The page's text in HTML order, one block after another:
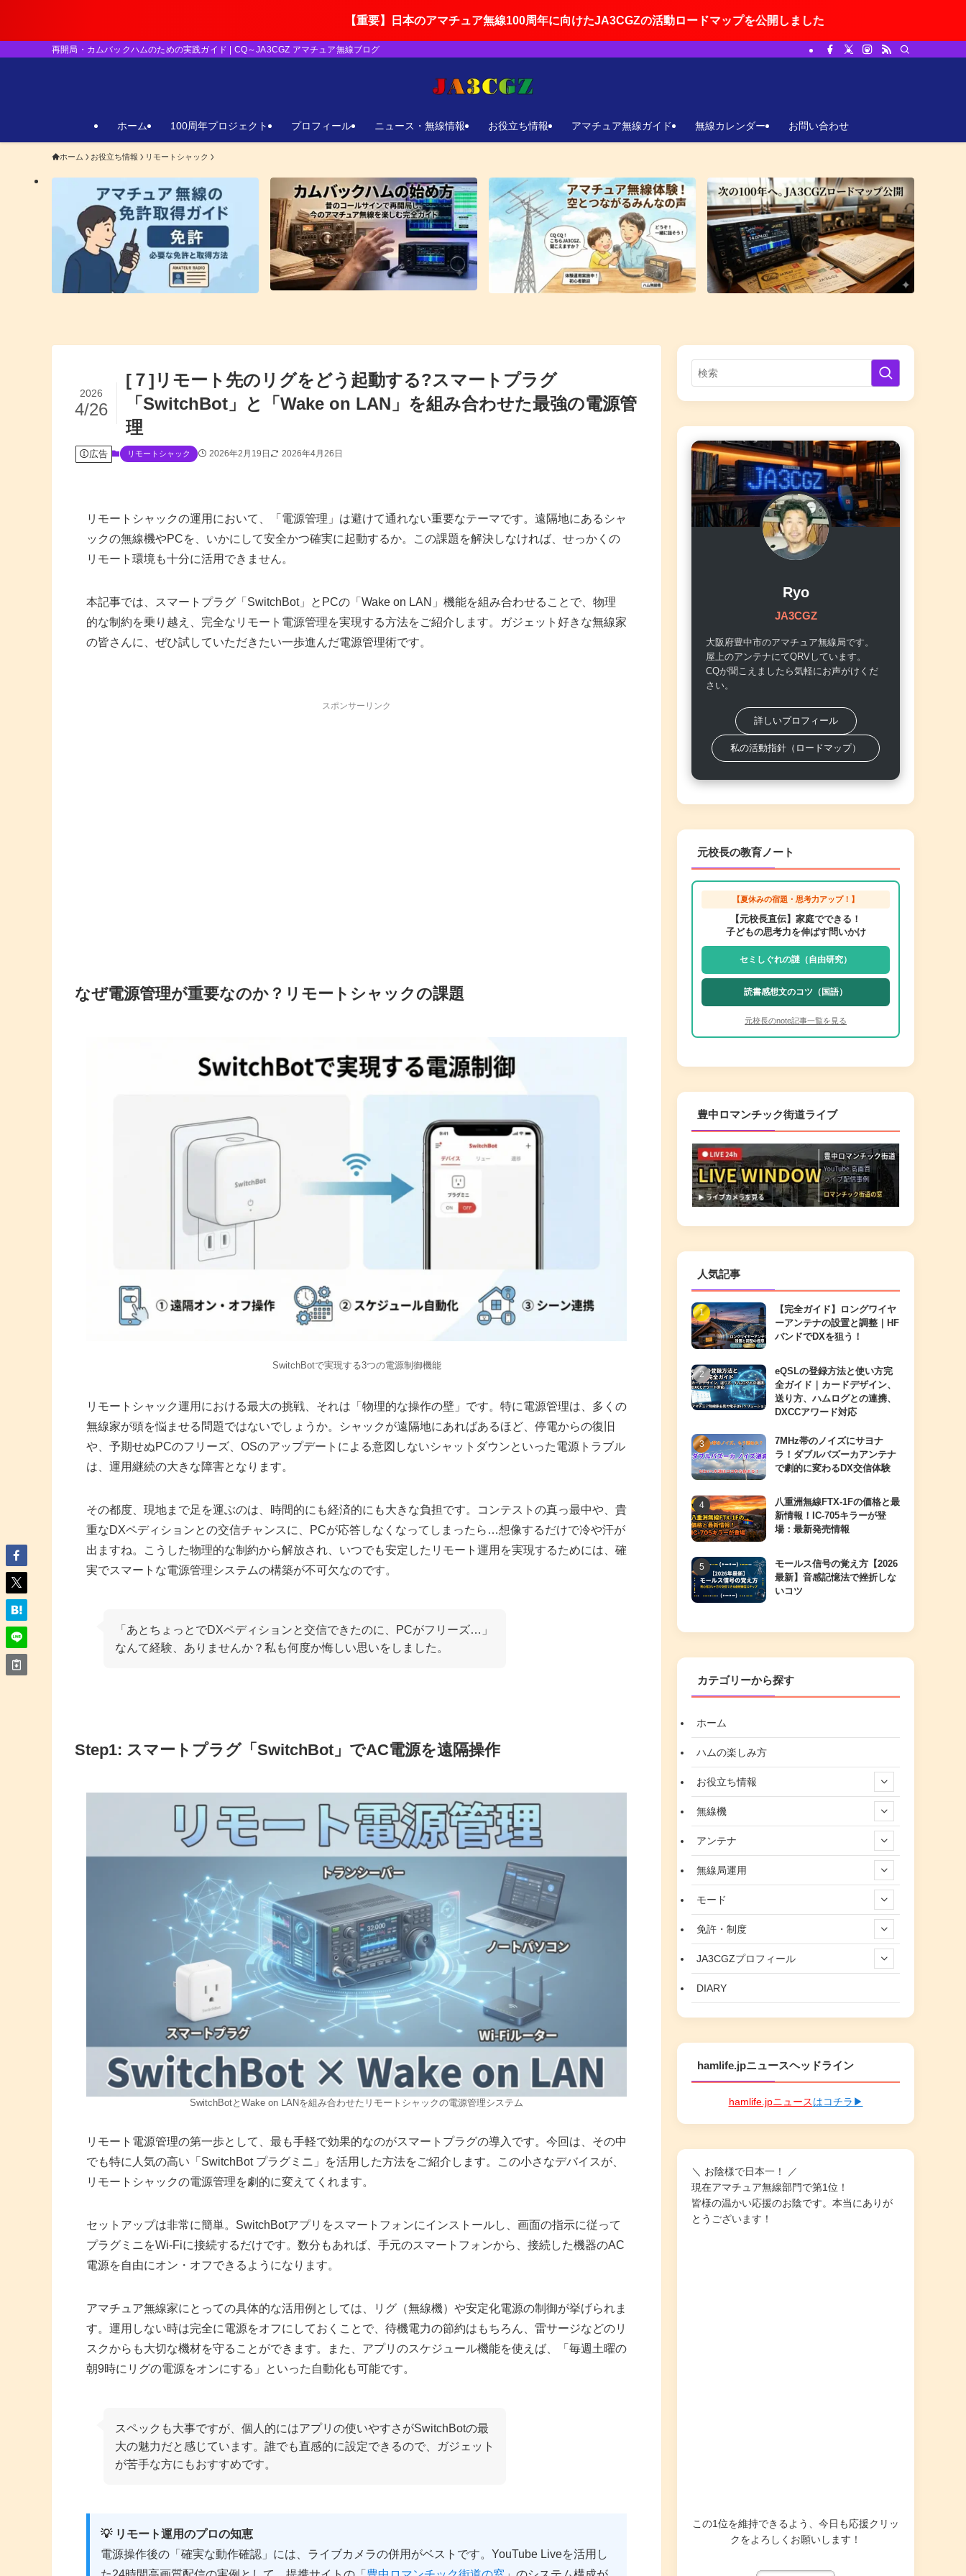
【重要】日本のアマチュア無線100周年に向けたJA3CGZの活動ロードマップを公開しました
再開局・カムバックハムのための実践ガイド | CQ～JA3CGZ アマチュア無線ブログ
ホーム 100周年プロジェクト プロフィール ニュース・無線情報 お役立ち情報 アマチュア無線ガイド 無線カレンダー お問い合わせ
ホーム お役立ち情報 リモートシャック
[７]リモート先のリグをどう起動する?スマートプラグ
「SwitchBot」と「Wake on LAN」を組み合わせた最強の電源管
理
2026
4/26
広告 リモートシャック 2026年2月19日 2026年4月26日
リモートシャックの運用において、「電源管理」は避けて通れない重要なテーマです。遠隔地にあるシャ
ックの無線機やPCを、いかにして安全かつ確実に起動するか。この課題を解決しなければ、せっかくの
リモート環境も十分に活用できません。
本記事では、スマートプラグ「SwitchBot」とPCの「Wake on LAN」機能を組み合わせることで、物理
的な制約を乗り越え、完全なリモート電源管理を実現する方法をご紹介します。ガジェット好きな無線家
の皆さんに、ぜひ試していただきたい一歩進んだ電源管理術です。
スポンサーリンク
なぜ電源管理が重要なのか？リモートシャックの課題
SwitchBotで実現する3つの電源制御機能
リモートシャック運用における最大の挑戦、それは「物理的な操作の壁」です。特に電源管理は、多くの
無線家が頭を悩ませる問題ではないでしょうか。シャックが遠隔地にあればあるほど、停電からの復旧
や、予期せぬPCのフリーズ、OSのアップデートによる意図しないシャットダウンといった電源トラブル
は、運用継続の大きな障害となります。
その都度、現地まで足を運ぶのは、時間的にも経済的にも大きな負担です。コンテストの真っ最中や、貴
重なDXペディションとの交信チャンスに、PCが応答しなくなってしまったら…想像するだけで冷や汗が
出ますね。こうした物理的な制約から解放され、いつでも安定したリモート運用を実現するためには、確
実でスマートな電源管理システムの構築が不可欠なのです。
「あとちょっとでDXペディションと交信できたのに、PCがフリーズ…」
なんて経験、ありませんか？私も何度か悔しい思いをしました。
Step1: スマートプラグ「SwitchBot」でAC電源を遠隔操作
SwitchBotとWake on LANを組み合わせたリモートシャックの電源管理システム
リモート電源管理の第一歩として、最も手軽で効果的なのがスマートプラグの導入です。今回は、その中
でも特に人気の高い「SwitchBot プラグミニ」を活用した方法をご紹介します。この小さなデバイスが、
リモートシャックの電源管理を劇的に変えてくれます。
セットアップは非常に簡単。SwitchBotアプリをスマートフォンにインストールし、画面の指示に従って
プラグミニをWi-Fiに接続するだけです。数分もあれば、手元のスマートフォンから、接続した機器のAC
電源を自由にオン・オフできるようになります。
アマチュア無線家にとっての具体的な活用例としては、リグ（無線機）や安定化電源の制御が挙げられま
す。運用しない時は完全に電源をオフにしておくことで、待機電力の節約はもちろん、雷サージなどのリ
スクからも大切な機材を守ることができます。また、アプリのスケジュール機能を使えば、「毎週土曜の
朝9時にリグの電源をオンにする」といった自動化も可能です。
スペックも大事ですが、個人的にはアプリの使いやすさがSwitchBotの最
大の魅力だと感じています。誰でも直感的に設定できるので、ガジェット
が苦手な方にもおすすめです。
💡 リモート運用のプロの知恵
電源操作後の「確実な動作確認」には、ライブカメラの併用がベストです。YouTube Liveを活用し
Ryo
JA3CGZ
大阪府豊中市のアマチュア無線局です。
屋上のアンテナにてQRVしています。
CQが聞こえましたら気軽にお声がけくだ
さい。
詳しいプロフィール
私の活動指針（ロードマップ）
元校長の教育ノート
【夏休みの宿題・思考力アップ！】
【元校長直伝】家庭でできる！
子どもの思考力を伸ばす問いかけ
セミしぐれの謎（自由研究）
読書感想文のコツ（国語）
元校長のnote記事一覧を見る
豊中ロマンチック街道ライブ
人気記事
【完全ガイド】ロングワイヤ
ーアンテナの設置と調整｜HF
バンドでDXを狙う！
eQSLの登録方法と使い方完
全ガイド｜カードデザイン、
送り方、ハムログとの連携、
DXCCアワード対応
7MHz帯のノイズにサヨナ
ラ！ダブルバズーカアンテナ
で劇的に変わるDX交信体験
八重洲無線FTX-1Fの価格と最
新情報！IC-705キラーが登
場：最新発売情報
モールス信号の覚え方【2026
最新】音感記憶法で挫折しな
いコツ
カテゴリーから探す
ホーム
ハムの楽しみ方
お役立ち情報
無線機
アンテナ
無線局運用
モード
免許・制度
JA3CGZプロフィール
DIARY
hamlife.jpニュースヘッドライン
hamlife.jpニュースはコチラ▶
＼ お陰様で日本一！ ／
現在アマチュア無線部門で第1位！
皆様の温かい応援のお陰です。本当にありが
とうございます！
この1位を維持できるよう、今日も応援クリッ
クをよろしくお願いします！